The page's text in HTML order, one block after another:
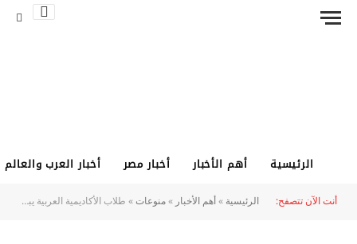
الرئيسية أهم الأخبار أخبار مصر
أخبار العرب والعالم
أنت الآن تتصفح:
الرئيسية»أهم الأخبار»منوعات»طلاب الأكاديمية العربية يبتكرون حلولًا بيئية ذكية بأقل تكلفة في مشروعات تخرجهم